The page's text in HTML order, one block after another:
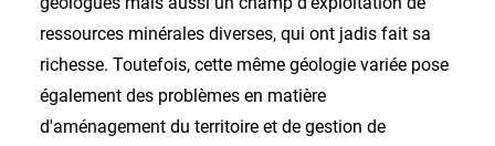
ressources minérales diverses, qui ont jadis fait sa
richesse. Toutefois, cette même géologie variée pose
également des problèmes en matière
d'aménagement du territoire et de gestion de